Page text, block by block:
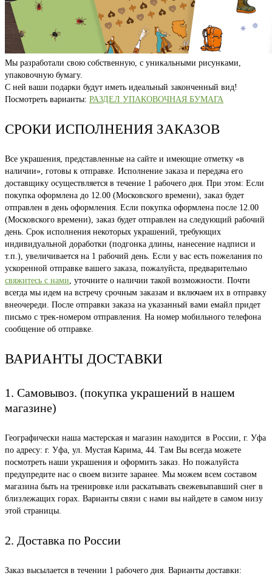
Мы разработали свою собственную, с уникальными рисунками,
упаковочную бумагу.
С ней ваши подарки будут иметь идеальный законченный вид!
Посмотреть варианты: РАЗДЕЛ УПАКОВОЧНАЯ БУМАГА
СРОКИ ИСПОЛНЕНИЯ ЗАКАЗОВ
Все украшения, представленные на сайте и имеющие отметку «в
наличии», готовы к отправке. Исполнение заказа и передача его
доставщику осуществляется в течение 1 рабочего дня. При этом: Если
покупка оформлена до 12.00 (Московского времени), заказ будет
отправлен в день оформления. Если покупка оформлена после 12.00
(Московского времени), заказ будет отправлен на следующий рабочий
день. Срок исполнения некоторых украшений, требующих
индивидуальной доработки (подгонка длины, нанесение надписи и
т.п.), увеличивается на 1 рабочий день. Если у вас есть пожелания по
ускоренной отправке вашего заказа, пожалуйста, предварительно
свяжитесь с нами, уточните о наличии такой возможности. Почти
всегда мы идем на встречу срочным заказам и включаем их в отправку
внеочереди. После отправки заказа на указанный вами емайл придет
письмо с трек-номером отправления. На номер мобильного телефона
сообщение об отправке.
ВАРИАНТЫ ДОСТАВКИ
1. Самовывоз. (покупка украшений в нашем
магазине)
Географически наша мастерская и магазин находится в России, г. Уфа
по адресу: г. Уфа, ул. Мустая Карима, 44. Там Вы всегда можете
посмотреть наши украшения и оформить заказ. Но пожалуйста
предупредите нас о своем визите заранее. Мы можем всем составом
магазина быть на тренировке или раскатывать свежевыпавший снег в
близлежащих горах. Варианты связи с нами вы найдете в самом низу
этой страницы.
2. Доставка по России
Заказ высылается в течении 1 рабочего дня. Варианты доставки: